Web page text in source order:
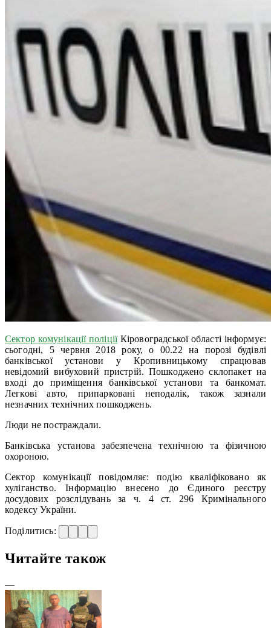
Сектор комунікації поліціїКіровоградської області інформує:
сьогодні, 5 червня 2018 року, о 00.22 на порозі будівлі
банківської установи у Кропивницькому спрацював
невідомий вибуховий пристрій. Пошкоджено склопакет на
вході до приміщення банківської установи та банкомат.
Легкові авто, припарковані неподалік, також зазнали
незначних технічних пошкоджень.
Люди не постраждали.
Банківська установа забезпечена технічною та фізичною
охороною.
Сектор комунікації повідомляє: подію кваліфіковано як
хуліганство. Інформацію внесено до Єдиного реєстру
досудових розслідувань за ч. 4 ст. 296 Кримінального
кодексу України.
Поділитись:
Читайте також
—